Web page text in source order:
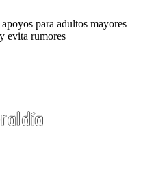
para adultos mayores
evita rumores